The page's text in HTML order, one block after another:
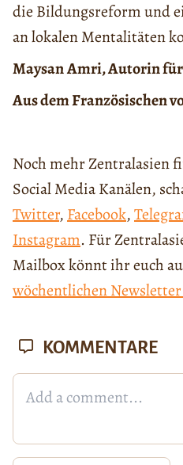
die Bildungsreform und
an lokalen Mentalitäten
MaysanAmri,Autorin für
Aus dem Französischen
Noch mehr Zentralasien
Social Media Kanälen,
Twitter, Facebook,
Instagram. Für
Mailbox könnt ihr euch
wöchentlichen
KOMMENTARE